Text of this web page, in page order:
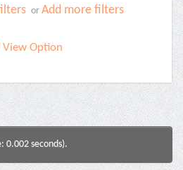
or Add more filters
View Option
0.002 seconds).